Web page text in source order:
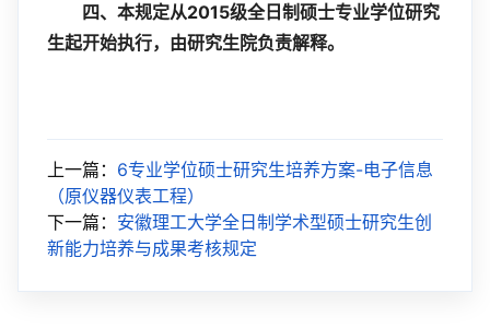
四、本规定从2015级全日制硕士专业学位研究
生起开始执行，由研究生院负责解释。
上一篇： 6专业学位硕士研究生培养方案-电子信息
（原仪器仪表工程）
下一篇： 安徽理工大学全日制学术型硕士研究生创
新能力培养与成果考核规定